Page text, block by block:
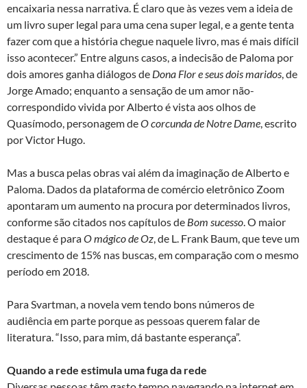
encaixaria nessa narrativa. É claro que às vezes vem a ideia de
um livro super legal para uma cena super legal, e a gente tenta
fazer com que a história chegue naquele livro, mas é mais difícil
isso acontecer.” Entre alguns casos, a indecisão de Paloma por
dois amores ganha diálogos de Dona Flor e seus dois maridos, de
Jorge Amado; enquanto a sensação de um amor não-
correspondido vivida por Alberto é vista aos olhos de
Quasímodo, personagem deO corcunda de Notre Dame, escrito
por Victor Hugo.
Mas a busca pelas obras vai além da imaginação de Alberto e
Paloma. Dados da plataforma de comércio eletrônico Zoom
apontaram um aumento na procura por determinados livros,
conforme são citados nos capítulos de Bom sucesso. O maior
destaque é paraO mágico de Oz, de L. Frank Baum, que teve um
crescimento de 15% nas buscas, em comparação com o mesmo
período em 2018.
Para Svartman, a novela vem tendo bons números de
audiência em parte porque as pessoas querem falar de
literatura. “Isso, para mim, dá bastante esperança”.
Quando a rede estimula uma fuga da rede